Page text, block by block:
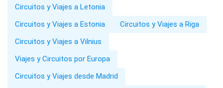
Circuitos y Viajes a Letonia
Circuitos y Viajes a Estonia
Circuitos y Viajes a Riga
Circuitos y Viajes a Vilnius
Viajes y Circuitos por Europa
Circuitos y Viajes desde Madrid